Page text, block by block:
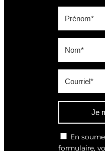
Je
En
formulaire,